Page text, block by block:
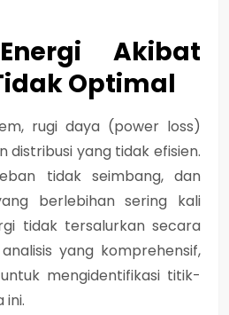
Akibat
Optimal
rugi daya (power loss)
distribusi yang tidak efisien.
tidak seimbang, dan
berlebihan sering kali
tidak tersalurkan secara
yang komprehensif,
mengidentifikasi titik-
ini.